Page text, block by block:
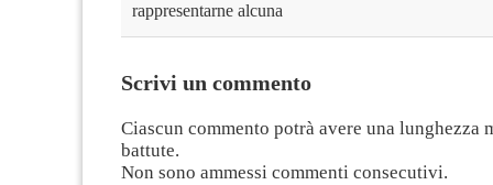
rappresentarne alcuna
Scrivi un commento
Ciascun commento potrà avere una lunghezza
battute.
Non sono ammessi commenti consecutivi.